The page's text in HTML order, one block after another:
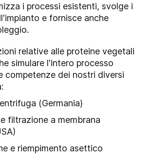
i processi esistenti, svolge i
e fornisce anche
relative alle proteine vegetali
simulare l'intero processo
competenze dei nostri diversi
(Germania)
filtrazione a membrana
e riempimento asettico